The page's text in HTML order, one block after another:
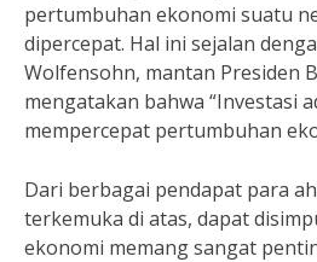
pertumbuhan ekonomi suatu
dipercepat. Hal ini sejalan
Wolfensohn, mantan Presiden
mengatakan bahwa “Investasi
mempercepat pertumbuhan
Dari berbagai pendapat para
terkemuka di atas, dapat
ekonomi memang sangat